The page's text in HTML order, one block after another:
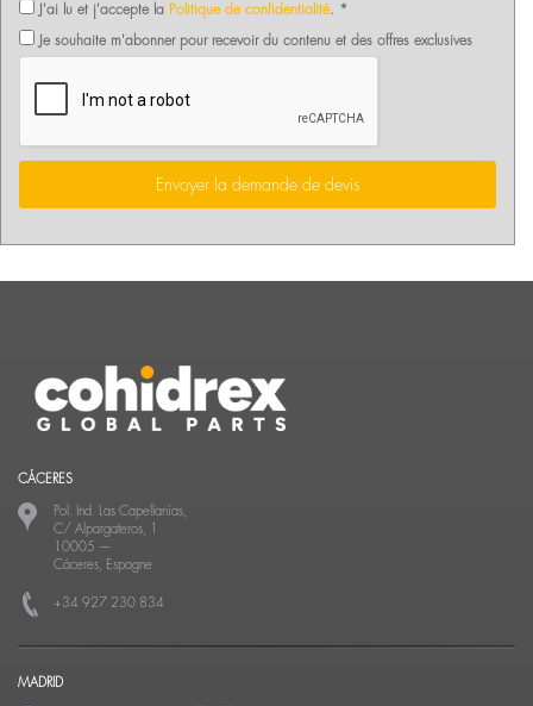
J'ai lu et j'accepte la Politique de confidentialité. *
Je souhaite m'abonner pour recevoir du contenu et des offres exclusives
Envoyer la demande de devis
CÁCERES
Pol. Ind. Las Capellanías,
C/ Alpargateros, 1
10005 —
Cáceres, Espagne
+34 927 230 834
MADRID